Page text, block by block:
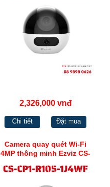
2,326,000 vnđ
Chi tiết Đặt mua
Camera quay quét Wi-Fi
4MP thông minh Ezviz CS-